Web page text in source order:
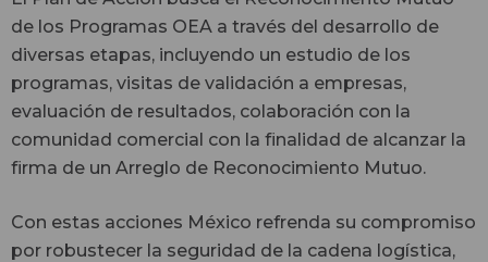
de los Programas OEA a través del desarrollo de
diversas etapas, incluyendo un estudio de los
programas, visitas de validación a empresas,
evaluación de resultados, colaboración con la
comunidad comercial con la finalidad de alcanzar la
firma de un Arreglo de Reconocimiento Mutuo.
Con estas acciones México refrenda su compromiso
por robustecer la seguridad de la cadena logística,